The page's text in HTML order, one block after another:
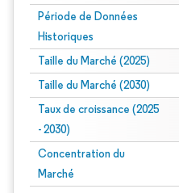
Période de Données
Historiques
Taille du Marché (2025)
Taille du Marché (2030)
Taux de croissance (2025
- 2030)
Concentration du
Marché